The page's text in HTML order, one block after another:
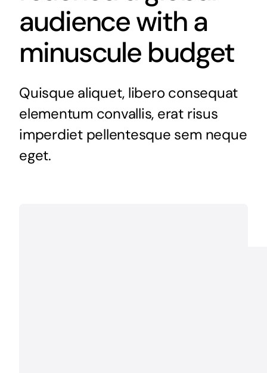
audience with a
minuscule budget
Quisque aliquet, libero consequat
elementum convallis, erat risus
imperdiet pellentesque sem neque
eget.